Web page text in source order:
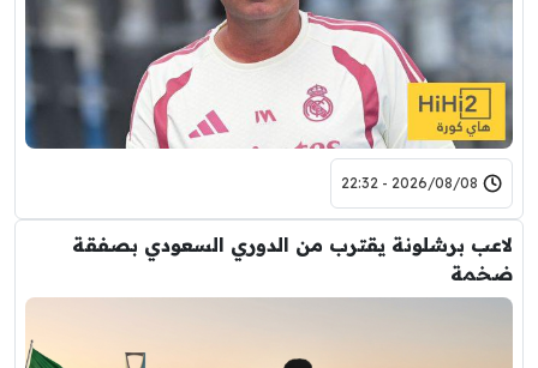
2026/08/08 - 22:32
لاعب برشلونة يقترب من الدوري السعودي بصفقة
ضخمة